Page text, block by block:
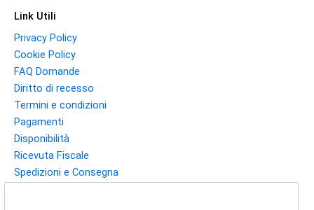
Link Utili
Privacy Policy
Cookie Policy
FAQ Domande
Diritto di recesso
Termini e condizioni
Pagamenti
Disponibilità
Ricevuta Fiscale
Spedizioni e Consegna